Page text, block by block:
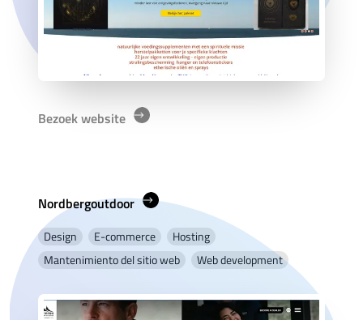
Bezoek website
Nordbergoutdoor
Design E-commerce
Hosting
Mantenimiento del sitio web
Web development